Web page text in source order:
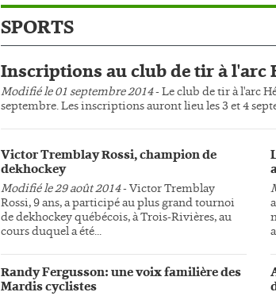
SPORTS
Inscriptions au club de tir à l'arc
Modifié le 01 septembre 2014- Le club de tir à l'arc
septembre. Les inscriptions auront lieu les 3 et 4
Victor Tremblay Rossi, champion de
dekhockey
Modifié le 29 août 2014- Victor Tremblay
Rossi, 9 ans, a participé au plus grand tournoi
de dekhockey québécois, à Trois-Rivières, au
cours duquel a été...
Randy Fergusson: une voix familière des
Mardis cyclistes